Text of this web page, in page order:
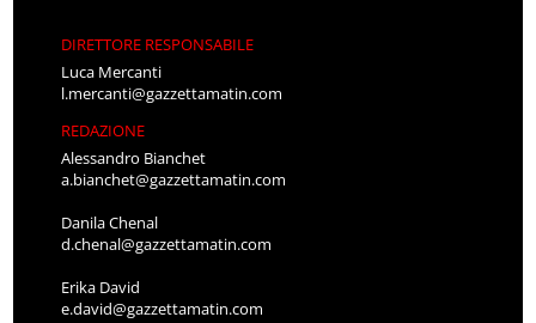
DIRETTORE RESPONSABILE
Luca Mercanti
l.mercanti@gazzettamatin.com
REDAZIONE
Alessandro Bianchet
a.bianchet@gazzettamatin.com
Danila Chenal
d.chenal@gazzettamatin.com
Erika David
e.david@gazzettamatin.com